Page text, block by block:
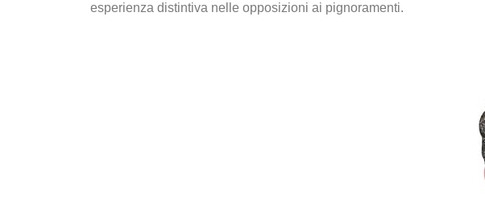
esperienza distintiva nelle opposizioni ai pignoramenti.